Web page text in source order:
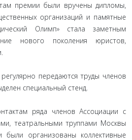
премии были вручены дипломы,
организаций и памятные
Олимп» стала заметным
нового поколения юристов,
передаются труды членов
специальный стенд.
ряда членов Ассоциации с
театральными труппами Москвы
были организованы коллективные